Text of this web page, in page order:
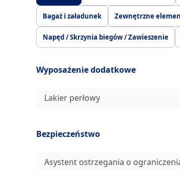
Bagaż i załadunek Zewnętrzne
Napęd / Skrzynia biegów / Zawieszenie
Wyposażenie dodatkowe
Lakier perłowy
Bezpieczeństwo
Asystent ostrzegania o